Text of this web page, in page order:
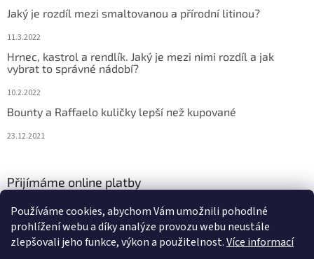
Používáme cookies, abychom Vám umožnili pohodlné
prohlížení webu a díky analýze provozu webu neustále
zlepšovali jeho funkce, výkon a použitelnost.Více informací
Jaký je rozdíl mezi smaltovanou a přírodní litinou?
11.3.2022
Hrnec, kastrol a rendlík. Jaký je mezi nimi rozdíl a jak
vybrat to správné nádobí?
10.2.2022
Bounty a Raffaelo kuličky lepší než kupované
23.12.2021
Přijímáme online platby